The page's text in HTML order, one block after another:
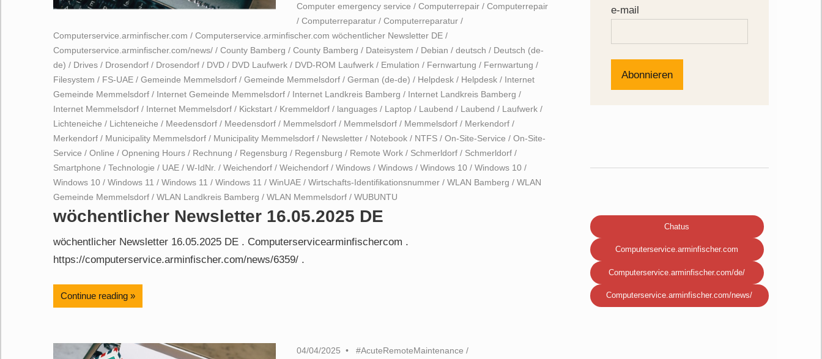
Computer emergency service /Computerrepair /Computerrepair
/Computerreparatur /Computerreparatur /
Computerservice.arminfischer.com / Computerservice.arminfischer.com wöchentlicher Newsletter DE /
Computerservice.arminfischer.com/news/ / County Bamberg / County Bamberg / Dateisystem / Debian / deutsch / Deutsch (de-
de) / Drives / Drosendorf / Drosendorf / DVD / DVD Laufwerk / DVD-ROM Laufwerk / Emulation / Fernwartung / Fernwartung /
Filesystem / FS-UAE / Gemeinde Memmelsdorf / Gemeinde Memmelsdorf / German (de-de) / Helpdesk / Helpdesk / Internet
Gemeinde Memmelsdorf / Internet Gemeinde Memmelsdorf / Internet Landkreis Bamberg / Internet Landkreis Bamberg /
Internet Memmelsdorf / Internet Memmelsdorf / Kickstart / Kremmeldorf / languages / Laptop / Laubend / Laubend / Laufwerk /
Lichteneiche / Lichteneiche / Meedensdorf / Meedensdorf / Memmelsdorf / Memmelsdorf / Memmelsdorf / Merkendorf /
Merkendorf / Municipality Memmelsdorf / Municipality Memmelsdorf / Newsletter / Notebook / NTFS / On-Site-Service / On-Site-
Service / Online / Opnening Hours / Rechnung / Regensburg / Regensburg / Remote Work / Schmerldorf / Schmerldorf /
Smartphone / Technologie / UAE / W-IdNr. / Weichendorf / Weichendorf / Windows / Windows / Windows 10 / Windows 10 /
Windows 10 / Windows 11 / Windows 11 / Windows 11 / WinUAE / Wirtschafts-Identifikationsnummer / WLAN Bamberg / WLAN
Gemeinde Memmelsdorf / WLAN Landkreis Bamberg / WLAN Memmelsdorf / WUBUNTU
wöchentlicher Newsletter 16.05.2025 DE
wöchentlicher Newsletter 16.05.2025 DE . Computerservicearminfischercom .
https://computerservice.arminfischer.com/news/6359/ .
Continue reading
04/04/2025 #AcuteRemoteMaintenance /
e-mail
Chatus
Computerservice.arminfischer.com
Computerservice.arminfischer.com/de/
Computerservice.arminfischer.com/news/